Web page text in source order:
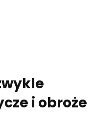
i obroże